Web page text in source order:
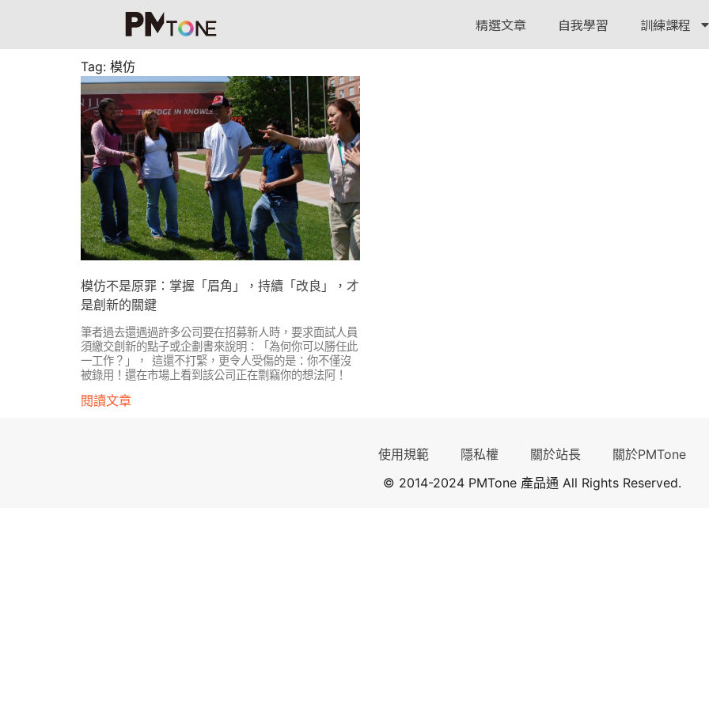
精選文章 自我學習 訓練課程
Tag: 模仿
模仿不是原罪：掌握「眉角」，持續「改良」，才
是創新的關鍵
筆者過去還遇過許多公司要在招募新人時，要求面試人員
須繳交創新的點子或企劃書來說明：「為何你可以勝任此
一工作？」， 這還不打緊，更令人受傷的是：你不僅沒
被錄用！還在市場上看到該公司正在剽竊你的想法阿！
閱讀文章
使用規範 隱私權 關於站長
關於PMTone
© 2014-2024 PMTone 產品通 All Rights Reserved.